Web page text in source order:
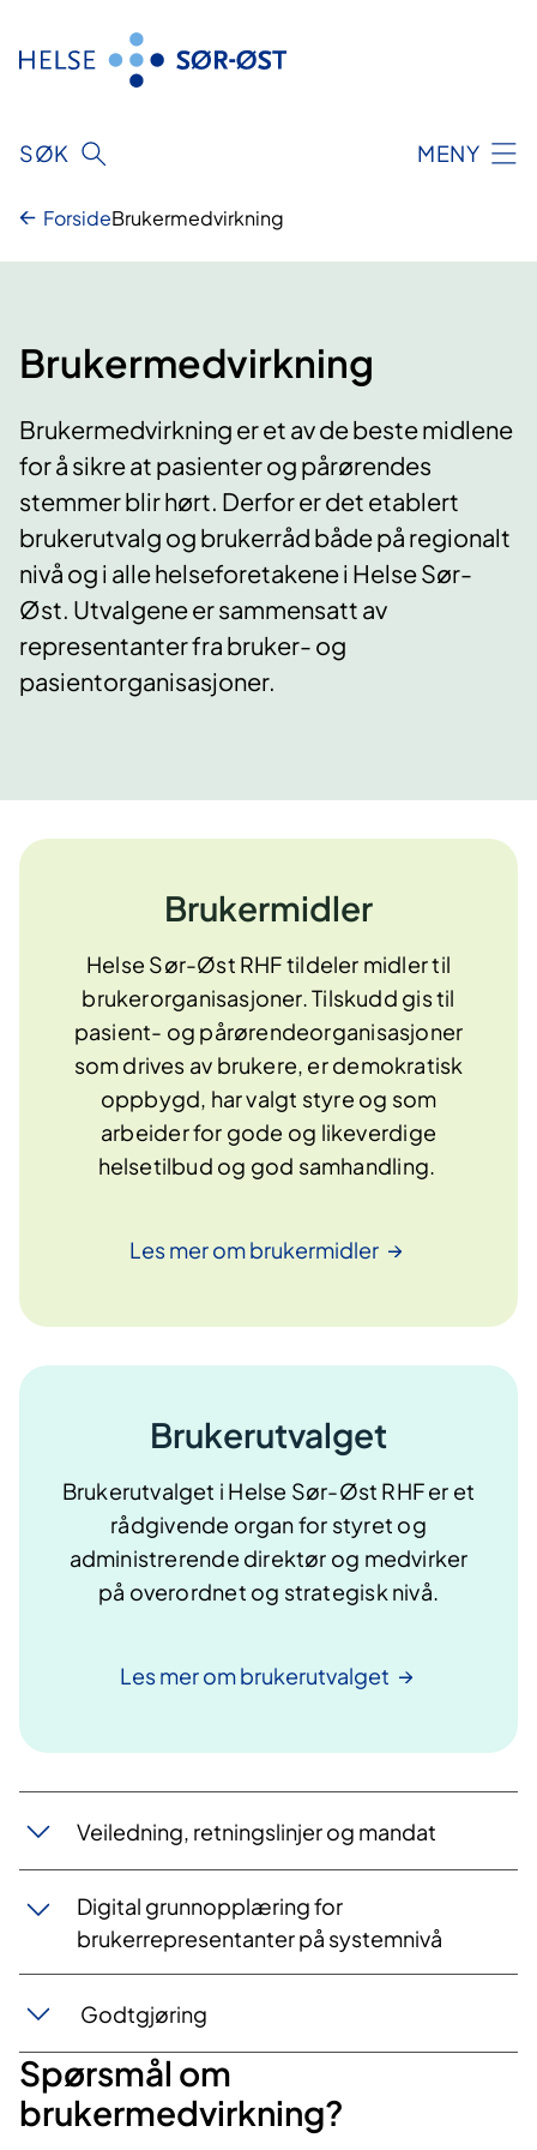
innhold
SØK MENY
ForsideBrukermedvirkning
Brukermedvirkning
Brukermedvirkning er et av de beste midlene
for å sikre at pasienter og pårørendes
stemmer blir hørt. Derfor er det etablert
brukerutvalg og brukerråd både på regionalt
nivå og i alle helseforetakene i Helse Sør-
Øst. Utvalgene er sammensatt av
representanter fra bruker- og
pasientorganisasjoner.
Brukermidler
Helse Sør-Øst RHF tildeler midler til
brukerorganisasjoner. Tilskudd gis til
pasient- og pårørendeorganisasjoner
som drives av brukere, er demokratisk
oppbygd, har valgt styre og som
arbeider for gode og likeverdige
helsetilbud og god samhandling.
Les mer ombrukermidler
Brukerutvalget
Brukerutvalget i Helse Sør-Øst RHF er et
rådgivende organ for styret og
administrerende direktør og medvirker
på overordnet og strategisk nivå.
Les mer ombrukerutvalget
Veiledning, re​tningslinjer og mandat
​​​D​igital grunnopplæri​​ng for
brukerrepresentanter på systemnivå
Godtgjøring
Spørsmål om
brukermedvirkning?